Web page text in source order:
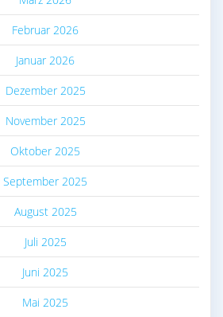
Februar 2026
Januar 2026
Dezember 2025
November 2025
Oktober 2025
September 2025
August 2025
Juli 2025
Juni 2025
Mai 2025